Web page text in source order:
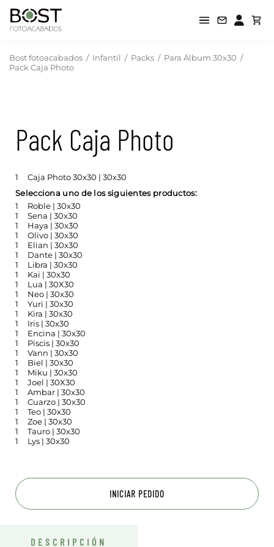
Bost fotoacabados / Infantil / Packs / Para Álbum 30x30 /
Pack Caja Photo
Pack Caja Photo
1
Caja Photo 30x30 | 30x30
Selecciona uno de los siguientes productos:
1
Roble | 30x30
1
Sena | 30x30
1
Haya | 30x30
1
Olivo | 30x30
1
Elian | 30x30
1
Dante | 30x30
1
Libra | 30x30
1
Kai | 30x30
1
Lua | 30X30
1
Neo | 30x30
1
Yuri | 30x30
1
Kira | 30x30
1
Iris | 30x30
1
Encina | 30x30
1
Piscis | 30x30
1
Vann | 30x30
1
Biel | 30x30
1
Miku | 30x30
1
Joel | 30X30
1
Ambar | 30x30
1
Cuarzo | 30x30
1
Teo | 30x30
1
Zoe | 30x30
1
Tauro | 30x30
1
Lys | 30x30
INICIAR PEDIDO
DESCRIPCIÓN